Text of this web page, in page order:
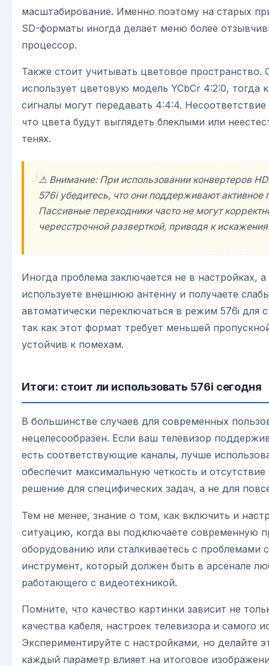
масштабирование. Именно поэтому на старых
SD-форматы иногда делает меню более
процессор.
Также стоит учитывать цветовое пространство.
использует цветовую модель YCbCr 4:2:0, тогда
сигналы могут передавать 4:4:4.
что цвета будут выглядеть блеклыми или
тенях.
⚠️ Внимание: При использовании конвертеров
576i убедитесь, что они поддерживают активное
Пассивные переходники часто не могут
чересстрочной разверткой, приводя к
Иногда проблема заключается не в настройках,
используете внешнюю антенну и получаете
автоматически переключаться в режим 576i для
так как этот формат требует меньшей
устойчив к помехам.
Итоги: стоит ли использовать 576i сегодня
В большинстве случаев для современных
нецелесообразен. Если ваш телевизор
есть соответствующие каналы, лучше
обеспечит максимальную четкость и
решение для специфических задач, а не для
Тем не менее, знание о том, как включить и
ситуацию, когда вы подключаете современную
оборудованию или сталкиваетесь с проблемами
инструмент, который должен быть в арсенале
работающего с видеотехникой.
Помните, что качество картинки зависит не
качества кабеля, настроек телевизора и самого
Экспериментируйте с настройками, но делайте
каждый параметр влияет на итоговое